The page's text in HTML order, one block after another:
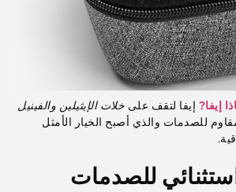
إيفا? إيفا لتقف على خلات الإيثيلين والفينيل
للصدمات والذي أصبح الخيار الأمثل